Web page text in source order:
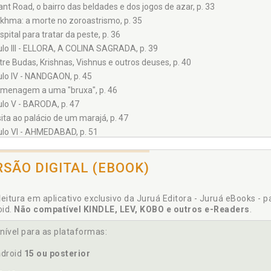
Road, o bairro das beldades e dos jogos de azar, p. 33
a morte no zoroastrismo, p. 35
para tratar da peste, p. 36
III - ELLORA, A COLINA SAGRADA, p. 39
Budas, Krishnas, Vishnus e outros deuses, p. 40
IV - NANDGAON, p. 45
a uma "bruxa", p. 46
V - BARODA, p. 47
ao palácio de um marajá, p. 47
VI - AHMEDABAD, p. 51
jainista e um templo para pombos, p. 54
muçulmano entre os jainistas, p. 55
da realeza, p. 58
princesinha de sete anos, p. 59
entre sacerdotes e soldados, p. 60
joia como lembrancinha, p. 66
DIGITAL (EBOOK)
em aplicativo exclusivo da Juruá Editora - Juruá eBooks -
Não compatível KINDLE, LEV, KOBO e outros e-Readers.
para as plataformas:
15 ou posterior